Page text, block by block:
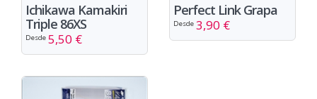
Ichikawa Kamakiri
Triple 86XS
Desde 5,50 €
Perfect Link Grapa
Desde 3,90 €